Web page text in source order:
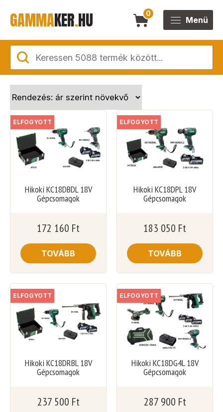
GAMMAKER.HU 0
Menü
ELFOGYOTT
Hikoki KC18DBDL 18V
Gépcsomagok
172 160 Ft
TOVÁBB
ELFOGYOTT
Hikoki KC18DPL 18V
Gépcsomagok
183 050 Ft
TOVÁBB
ELFOGYOTT
Hikoki KC18DRBL 18V
Gépcsomagok
237 500 Ft
ELFOGYOTT
Hikoki KC18DG4L 18V
Gépcsomagok
287 900 Ft